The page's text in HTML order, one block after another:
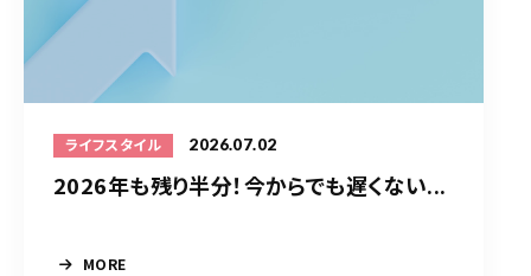
ライフスタイル 2026.07.02
2026年も残り半分！今からでも遅くない...
MORE